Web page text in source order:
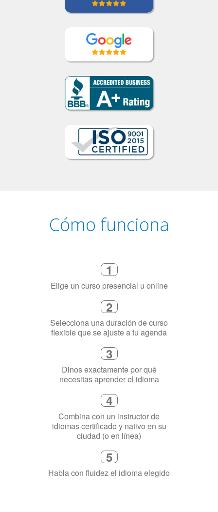
Cómo funciona
1
Elige un curso presencial u online
2
Selecciona una duración de curso
flexible que se ajuste a tu agenda
3
Dinos exactamente por qué
necesitas aprender el idioma
4
Combina con un instructor de
idiomas certificado y nativo en su
ciudad (o en línea)
5
Habla con fluidez el idioma elegido